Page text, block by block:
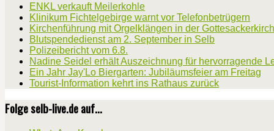
ENKL verkauft Meilerkohle
Klinikum Fichtelgebirge warnt vor Telefonbetrügern
Kirchenführung mit Orgelklängen in der
Blutspendedienst am 2. September in Selb
Polizeibericht vom 6.8.
Nadine Seidel erhält Auszeichnung für hervorragende
Ein Jahr Jay'Lo Biergarten: Jubiläumsfeier am Freitag
Tourist-Information kehrt ins Rathaus zurück
Folge selb-live.de auf...